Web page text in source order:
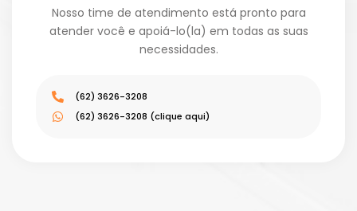
Nosso time de atendimento está pronto para
atender você e apoiá-lo(la) em todas as suas
necessidades.
(62) 3626-3208
(62) 3626-3208 (clique aqui)